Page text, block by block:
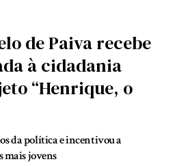
de Paiva recebe
à cidadania
“Henrique, o
da política e incentivou a
mais jovens